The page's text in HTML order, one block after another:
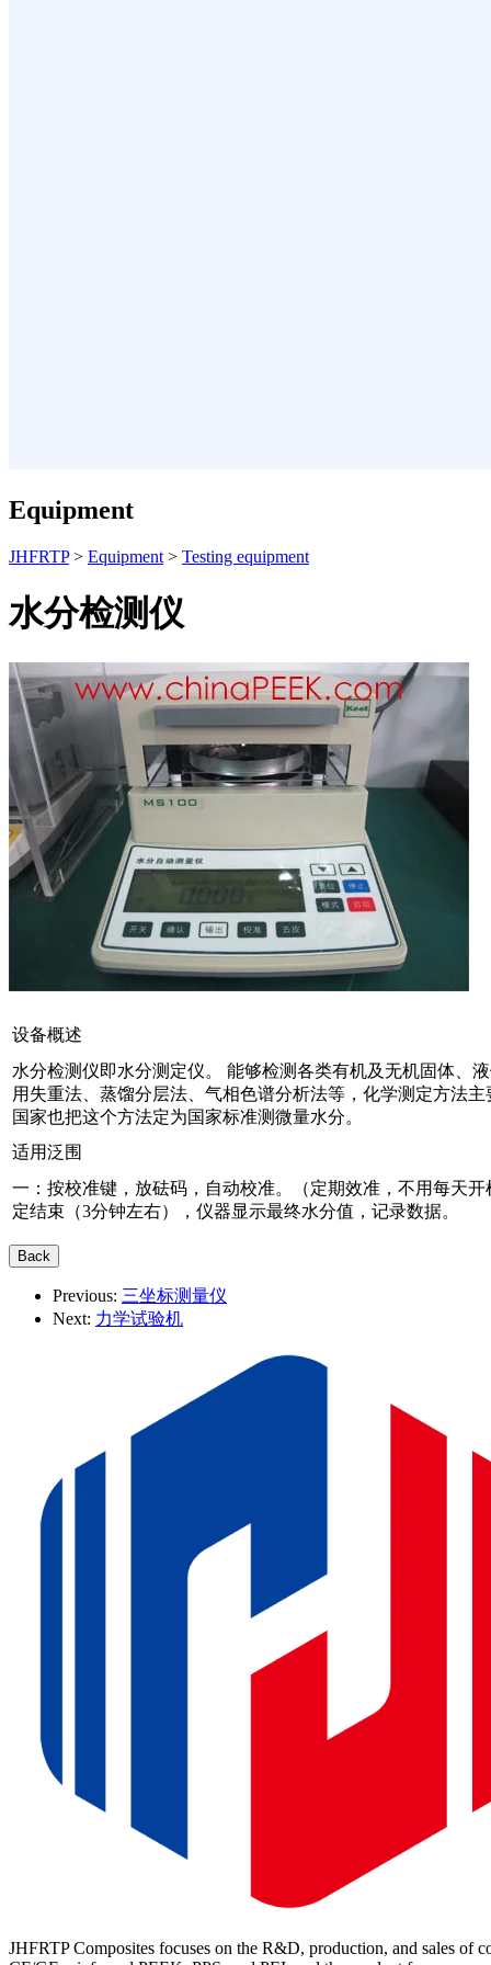
Equipment
JHFRTP> Equipment > Testing equipment
水分检测仪
设备概述
水分检测仪即水分测定仪。 能够检测各类有机及无机固体、
用失重法、蒸馏分层法、气相色谱分析法等，化学测定方法
国家也把这个方法定为国家标准测微量水分。
适用泛围
一：按校准键，放砝码，自动校准。（定期效准，不用每天
定结束（3分钟左右），仪器显示最终水分值，记录数据。
Previous: 三坐标测量仪
Next: 力学试验机
JHFRTP Composites focuses on the R&D, production, and sales of